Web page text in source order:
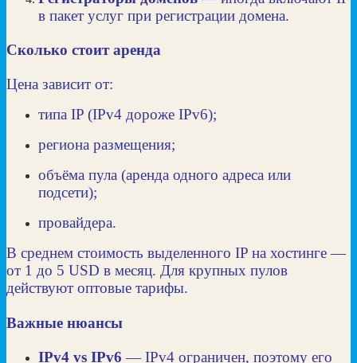
в пакет услуг при регистрации домена.
Сколько стоит аренда
Цена зависит от:
типа IP (IPv4 дороже IPv6);
региона размещения;
объёма пула (аренда одного адреса или
подсети);
провайдера.
В среднем стоимость выделенного IP на хостинге —
от 1 до 5 USD в месяц. Для крупных пулов
действуют оптовые тарифы.
Важные нюансы
IPv4 vs IPv6 — IPv4 ограничен, поэтому его